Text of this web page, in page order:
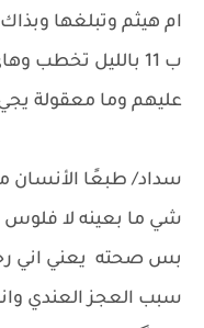
ام هيثم وتبلغها
ب 11 بالليل تخطب
عليهم وما معقولة يجي
سداد/ طبعًا
شي ما بعينه لا فلوس
بس صحته يعني اني
سبب العجز العندي